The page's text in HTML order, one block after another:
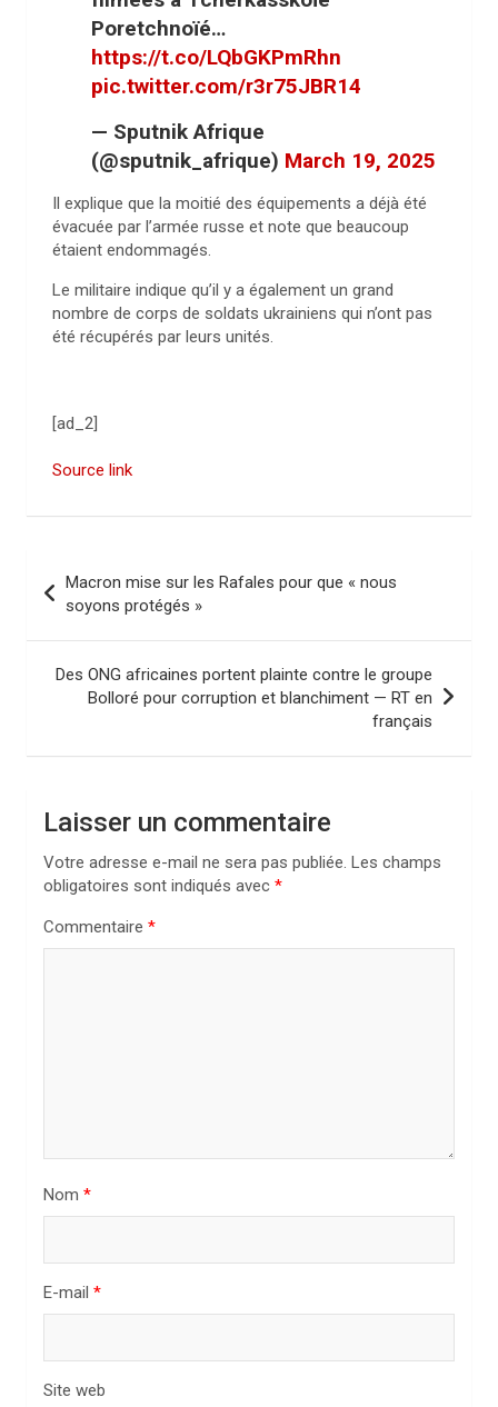
Poretchnoïé…
https://t.co/LQbGKPmRhn
pic.twitter.com/r3r75JBR14
— Sputnik Afrique
(@sputnik_afrique) March 19, 2025
Il explique que la moitié des équipements a déjà été
évacuée par l’armée russe et note que beaucoup
étaient endommagés.
Le militaire indique qu’il y a également un grand
nombre de corps de soldats ukrainiens qui n’ont pas
été récupérés par leurs unités.
[ad_2]
Source link
v
Macron mise sur les Rafales pour que « nous
soyons protégés »
Des ONG africaines portent plainte contre le groupe
Bolloré pour corruption et blanchiment — RT en
français
Laisser un commentaire
Votre adresse e-mail ne sera pas publiée. Les champs
obligatoires sont indiqués avec *
Commentaire *
Nom *
E-mail *
Site web